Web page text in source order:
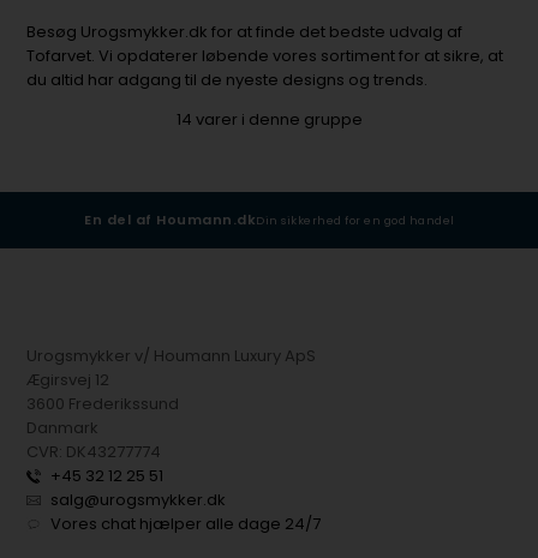
Besøg Urogsmykker.dk for at finde det bedste udvalg af
Tofarvet. Vi opdaterer løbende vores sortiment for at sikre, at
du altid har adgang til de nyeste designs og trends.
14 varer i denne gruppe
En del af Houmann.dkDin sikkerhed for en god handel
Urogsmykker v/ Houmann Luxury ApS
Ægirsvej 12
3600 Frederikssund
Danmark
CVR: DK43277774
+45 32 12 25 51
salg@urogsmykker.dk
Vores chat hjælper alle dage 24/7